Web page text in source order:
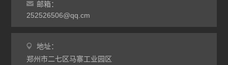
邮箱：
252526506@qq.cm
地址：
郑州市二七区马寨工业园区